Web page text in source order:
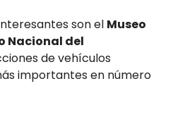
son el Museo
Nacional del
de vehículos
importantes en número